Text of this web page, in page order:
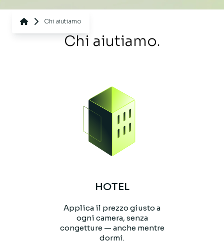
Chi aiutiamo
Chi aiutiamo.
HOTEL
Applica il prezzo giusto a
ogni camera, senza
congetture — anche mentre
dormi.